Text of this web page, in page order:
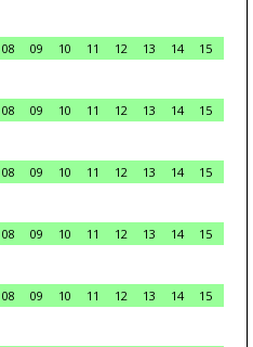
08 09 10 11 12 13 14
15
08 09 10 11 12 13 14
15
08 09 10 11 12 13 14
15
08 09 10 11 12 13 14
15
08 09 10 11 12 13 14
15